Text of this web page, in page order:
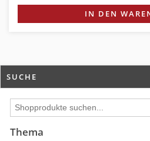
IN DEN
SUCHE
Thema